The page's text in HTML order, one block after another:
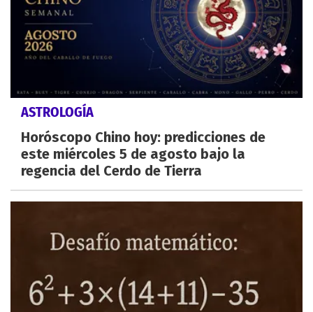
ASTROLOGÍA
Horóscopo Chino hoy: predicciones de
este miércoles 5 de agosto bajo la
regencia del Cerdo de Tierra